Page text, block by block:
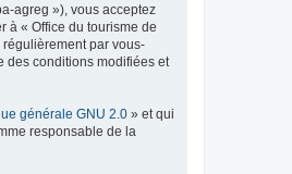
agreg »), vous acceptez
à « Office du tourisme de
par vous-
des conditions modifiées et
générale GNU 2.0 » et qui
responsable de la